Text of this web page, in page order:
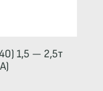
1,5 — 2,5т